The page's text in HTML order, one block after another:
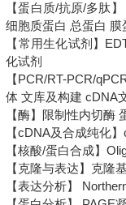
【蛋白质/抗原/多肽
细胞质蛋白 总蛋白
【常用生化试剂】
化试剂
【PCR/RT-PCR/
体 文库及构建 cDNA
【酶】限制性内切酶
【cDNA及合成纯化
【核酸/蛋白合成】
【克隆与表达】克隆
【表达分析】